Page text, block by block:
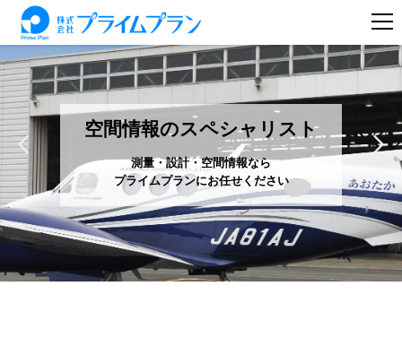
空間情報のスペシャリスト
測量・設計・空間情報なら
プライムプランにお任せください